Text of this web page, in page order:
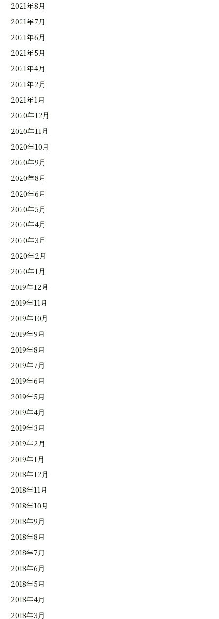
2021年8月
2021年7月
2021年6月
2021年5月
2021年4月
2021年2月
2021年1月
2020年12月
2020年11月
2020年10月
2020年9月
2020年8月
2020年6月
2020年5月
2020年4月
2020年3月
2020年2月
2020年1月
2019年12月
2019年11月
2019年10月
2019年9月
2019年8月
2019年7月
2019年6月
2019年5月
2019年4月
2019年3月
2019年2月
2019年1月
2018年12月
2018年11月
2018年10月
2018年9月
2018年8月
2018年7月
2018年6月
2018年5月
2018年4月
2018年3月